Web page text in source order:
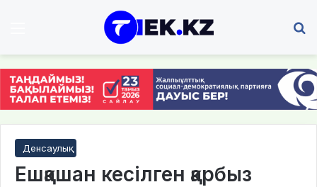
Денсаулық
Ешқашан кесілген қарбыз